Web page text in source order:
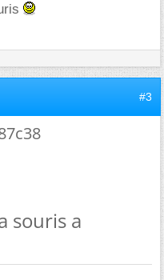
#3
souris a